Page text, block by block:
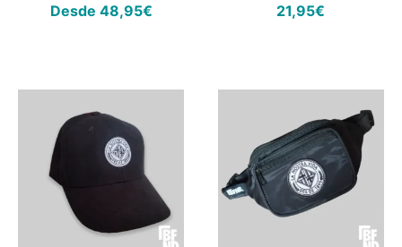
Desde 48,95€
21,95€